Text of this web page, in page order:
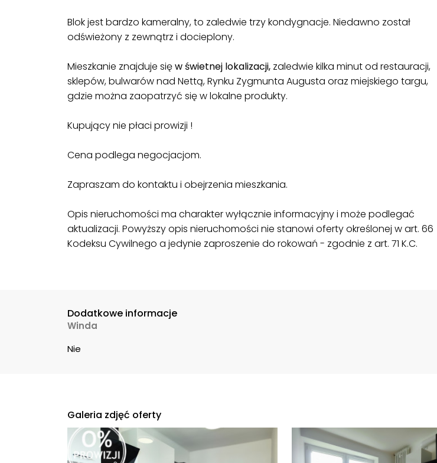
Blok jest bardzo kameralny, to zaledwie trzy kondygnacje. Niedawno został
odświeżony z zewnątrz i docieplony.
Mieszkanie znajduje sięw świetnej lokalizacji, zaledwie kilka minut od restauracji,
sklepów, bulwarów nad Nettą, Rynku Zygmunta Augusta oraz miejskiego targu,
gdzie można zaopatrzyć się w lokalne produkty.
Kupujący nie płaci prowizji !
Cena podlega negocjacjom.
Zapraszam do kontaktu i obejrzenia mieszkania.
Opis nieruchomości ma charakter wyłącznie informacyjny i może podlegać
aktualizacji. Powyższy opis nieruchomości nie stanowi oferty określonej w art. 66
Kodeksu Cywilnego a jedynie zaproszenie do rokowań - zgodnie z art. 71 K.C.
Dodatkowe informacje
Winda
Nie
Galeria zdjęć oferty